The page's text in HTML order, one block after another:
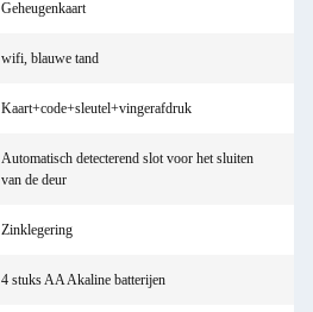
Geheugenkaart
wifi, blauwe tand
Kaart+code+sleutel+vingerafdruk
Automatisch detecterend slot voor het sluiten
van de deur
Zinklegering
4 stuks AA Akaline batterijen